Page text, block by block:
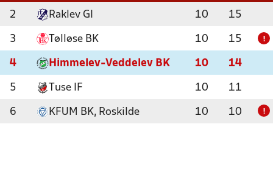
2 Raklev GI 10 15
3 Tølløse BK 10 15 !
4 Himmelev-Veddelev BK 10 14
5 Tuse IF 10 11
6 KFUM BK, Roskilde 10 10 !